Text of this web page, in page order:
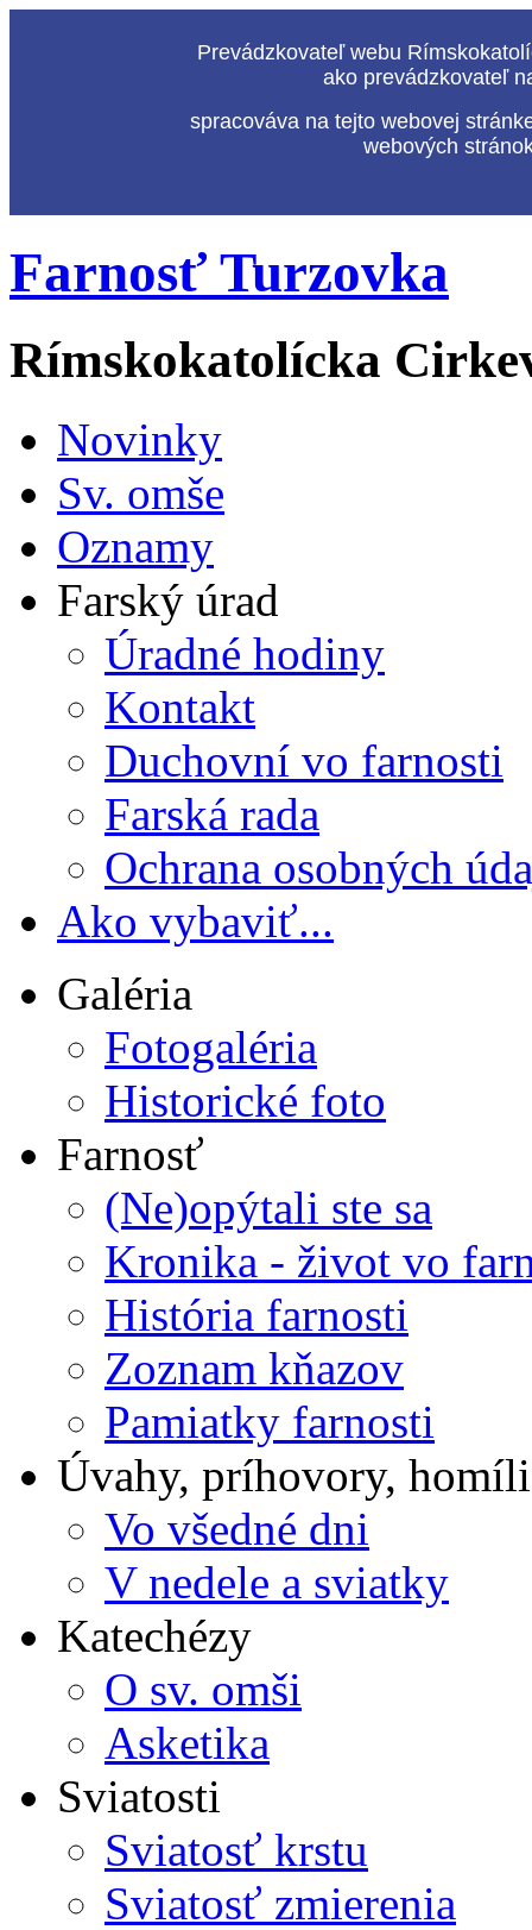
Prevádzkovateľ webu
ako prevádzkovateľ
spracováva na tejto webovej
webových
Farnosť Turzovka
Rímskokatolícka
Novinky
Sv. omše
Oznamy
Farský úrad
Úradné hodiny
Kontakt
Duchovní vo farnosti
Farská rada
Ochrana osobných
Ako vybaviť...
Galéria
Fotogaléria
Historické foto
Farnosť
(Ne)opýtali ste sa
Kronika - život vo
História farnosti
Zoznam kňazov
Pamiatky farnosti
Úvahy, príhovory,
Vo všedné dni
V nedele a sviatky
Katechézy
O sv. omši
Asketika
Sviatosti
Sviatosť krstu
Sviatosť zmierenia